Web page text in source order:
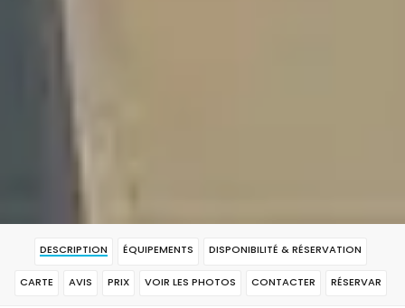
DESCRIPTION ÉQUIPEMENTS DISPONIBILITÉ & RÉSERVATION
CARTE AVIS PRIX VOIR LES PHOTOS CONTACTER RÉSERVAR